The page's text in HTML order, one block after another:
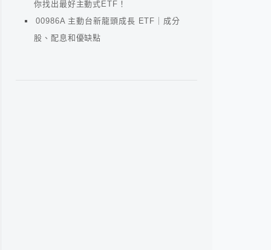
你找出最好主動式ETF！
00986A 主動台新龍頭成長 ETF｜成分
股、配息和優缺點